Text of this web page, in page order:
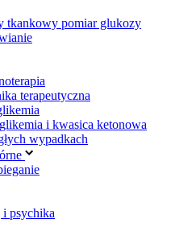
tkankowy pomiar glukozy
terapeutyczna
i kwasica ketonowa
wypadkach
psychika